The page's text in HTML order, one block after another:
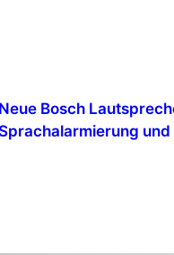
Neue Bosch
und